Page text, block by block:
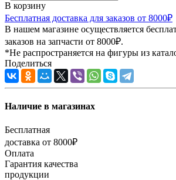
В корзину
Бесплатная доставка для заказов от 8000₽
В нашем магазине осуществляется
заказов на запчасти от 8000₽.
*Не распространяется на фигуры из
Поделиться
Наличие в магазинах
Бесплатная
доставка от 8000₽
Оплата
Гарантия качества
продукции